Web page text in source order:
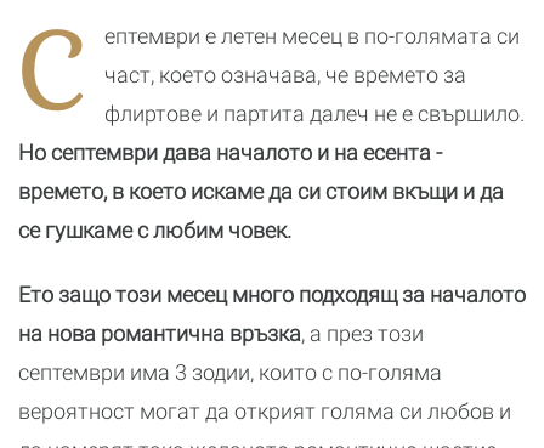
отключват
новата
реалност
С
ептември е летен месец в по-голямата си
част, което означава, че времето за
флиртове и партита далеч не е свършило.
Но септември дава началото и на есента -
времето, в което искаме да си стоим вкъщи и да
се гушкаме с любим човек.
Ето защо този месец много подходящ за началото
на нова романтична връзка, а през този
септември има 3 зодии, които с по-голяма
вероятност могат да открият голяма си любов и